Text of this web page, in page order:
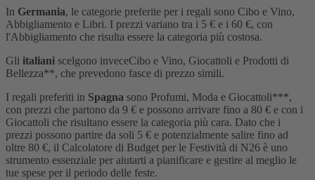
In Germania, le categorie preferite per i regali sono Cibo e Vino,
Abbigliamento e Libri. I prezzi variano tra i 5 € e i 60 €, con
l'Abbigliamento che risulta essere la categoria più costosa.
Gli italiani scelgono inveceCibo e Vino, Giocattoli e Prodotti di
Bellezza**, che prevedono fasce di prezzo simili.
I regali preferiti in Spagna sono Profumi, Moda e Giocattoli***,
con prezzi che partono da 9 € e possono arrivare fino a 80 € e con i
Giocattoli che risultano essere la categoria più cara. Dato che i
prezzi possono partire da soli 5 € e potenzialmente salire fino ad
oltre 80 €, il Calcolatore di Budget per le Festività di N26 è uno
strumento essenziale per aiutarti a pianificare e gestire al meglio le
tue spese per il periodo delle feste.